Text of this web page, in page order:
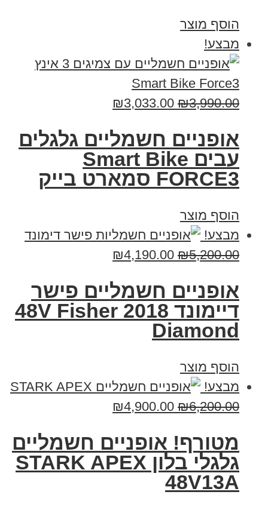
הוסף מוצר
מבצע!
₪3,990.00
₪3,033.00
אופניים חשמליים גלגלים
עבים Smart Bike
FORCE3 סמארט בייק
הוסף מוצר
מבצע!
₪5,200.00
₪4,190.00
אופניים חשמליים פישר
דיימונד 2018 48V Fisher
Diamond
הוסף מוצר
מבצע!
₪6,200.00
₪4,900.00
מטורף! אופניים חשמליים
גלגלי בלון STARK APEX
48V13A